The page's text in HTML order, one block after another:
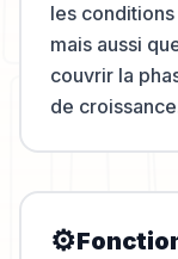
les conditions
mais aussi
couvrir la
de
⚙️